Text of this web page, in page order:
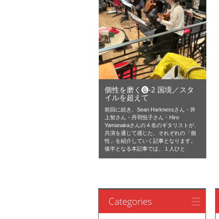
個性を磨く❻-2 国境／スタ
イルを超えて
前回に続き、Sean Harknessさん・井
上智さん・丹羽悦子さん・Hiro
Yamanakaさんの４名のギタリストが、
共演を通じて感じた、それぞれの「個
性」を紹介していく記事となります。
後半となる本記事では、１人ひと
Categories